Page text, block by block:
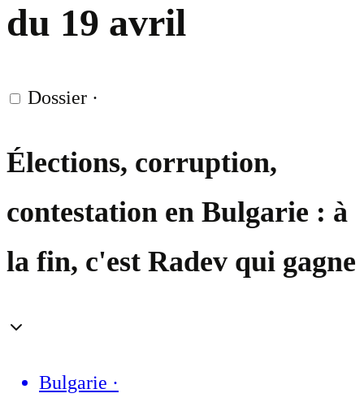
du 19 avril
Dossier ·
Élections, corruption,
contestation en Bulgarie : à
la fin, c'est Radev qui gagne
Bulgarie ·